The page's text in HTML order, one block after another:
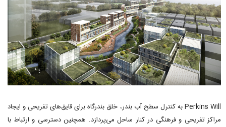
Perkins Will به کنترل سطح آب بندر، خلق بندرگاه برای قایق‌های تفریحی و ایجاد
مراکز تفریحی و فرهنگی در کنار ساحل می‌پردازد. همچنین دسترسی و ارتباط با